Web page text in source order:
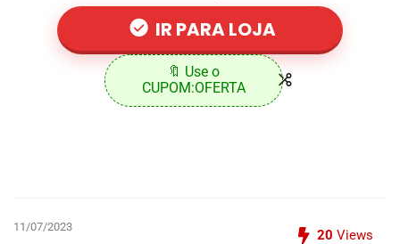
IR PARA LOJA
🔖 Use o
CUPOM:OFERTA
11/07/2023
20 Views